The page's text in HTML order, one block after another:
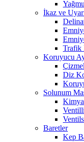
İkaz ve
Trafik
Koruyucu
Diz
Solunum
Baretler
Kep